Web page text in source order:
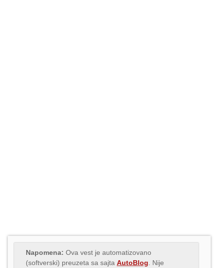
Napomena: Ova vest je automatizovano
(softverski) preuzeta sa sajta AutoBlog . Nije